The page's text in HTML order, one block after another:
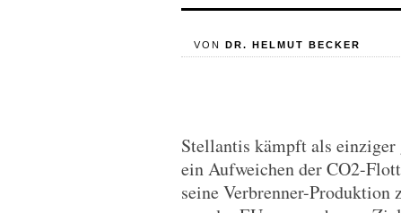
VON DR. HELMUT BECKER
Stellantis kämpft als
ein Aufweichen der CO2-
seine Verbrenner-Produktion